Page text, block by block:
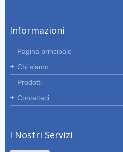
Informazioni
Pagina principale
Chi siamo
Prodotti
Contattaci
I Nostri Servizi